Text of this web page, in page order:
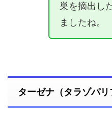
巣を摘出し
ましたね。
ターゼナ（タラゾパ